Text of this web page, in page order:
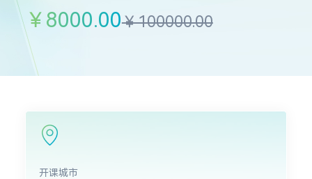
￥8000.00￥100000.00
开课城市